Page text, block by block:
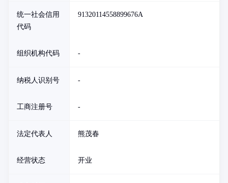
统一社会信用
代码
91320114558899676A
组织机构代码 -
纳税人识别号 -
工商注册号 -
法定代表人 熊茂春
经营状态 开业